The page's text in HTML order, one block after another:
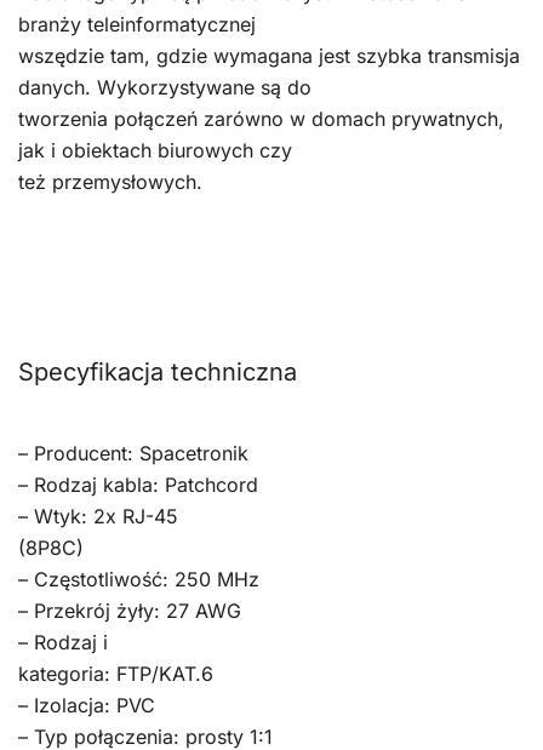
branży teleinformatycznej
wszędzie tam, gdzie wymagana jest szybka transmisja
danych. Wykorzystywane są do
tworzenia połączeń zarówno w domach prywatnych,
jak i obiektach biurowych czy
też przemysłowych.
Specyfikacja techniczna
– Producent: Spacetronik
– Rodzaj kabla: Patchcord
– Wtyk: 2x RJ-45
(8P8C)
– Częstotliwość: 250 MHz
– Przekrój żyły: 27 AWG
– Rodzaj i
kategoria: FTP/KAT.6
– Izolacja: PVC
– Typ połączenia: prosty 1:1